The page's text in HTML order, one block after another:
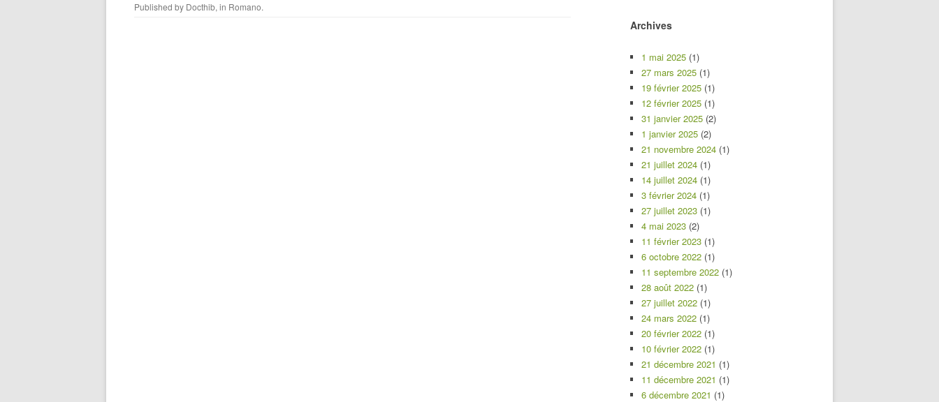
Published by Docthib, in Romano.
Archives
1 mai 2025 (1)
27 mars 2025 (1)
19 février 2025 (1)
12 février 2025 (1)
31 janvier 2025 (2)
1 janvier 2025 (2)
21 novembre 2024 (1)
21 juillet 2024 (1)
14 juillet 2024 (1)
3 février 2024 (1)
27 juillet 2023 (1)
4 mai 2023 (2)
11 février 2023 (1)
6 octobre 2022 (1)
11 septembre 2022 (1)
28 août 2022 (1)
27 juillet 2022 (1)
24 mars 2022 (1)
20 février 2022 (1)
10 février 2022 (1)
21 décembre 2021 (1)
11 décembre 2021 (1)
6 décembre 2021 (1)